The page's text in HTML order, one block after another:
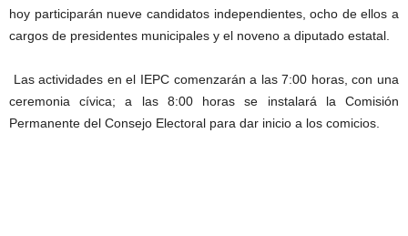
hoy participarán nueve candidatos independientes, ocho de ellos a
cargos de presidentes municipales y el noveno a diputado estatal.
Las actividades en el IEPC comenzarán a las 7:00 horas, con una
ceremonia cívica; a las 8:00 horas se instalará la Comisión
Permanente del Consejo Electoral para dar inicio a los comicios.